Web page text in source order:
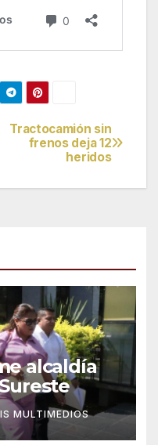
Tractocamión sin
frenos deja 12
heridos
alcaldía
MULTIMEDIOS